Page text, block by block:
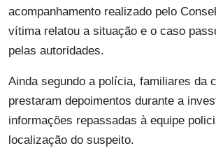
acompanhamento realizado pelo
vítima relatou a situação e o caso
pelas autoridades.
Ainda segundo a polícia, familiares da
prestaram depoimentos durante a
informações repassadas à equipe
localização do suspeito.